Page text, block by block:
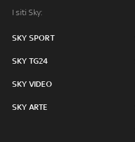
I siti Sky:
SKY SPORT
SKY TG24
SKY VIDEO
SKY ARTE